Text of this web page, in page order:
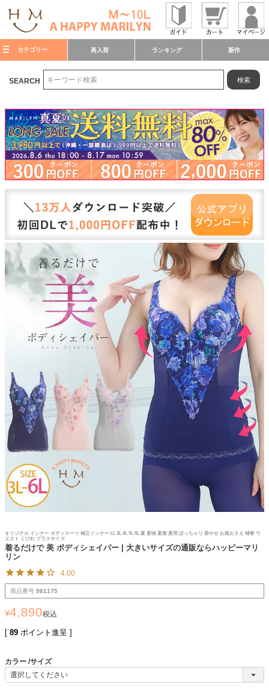
カテゴリー 再入荷 ランキング 新作
SEARCH 検索
オリジナル インナー ボディスーツ 補正インナー LL 3L 4L 5L 6L 夏 夏物 夏服 夏用 ぽっちゃり 着やせ お腹おさえ 補整 ウ
エスト くびれ プラスサイズ
着るだけで 美 ボディシェイパー | 大きいサイズの通販ならハッピーマリ
リン
4.00
商品番号 981175
¥4,890税込
[ 89 ポイント進呈 ]
カラー サイズ